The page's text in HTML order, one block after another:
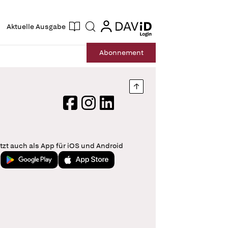
Aktuelle Ausgabe Suche login
login
Abonnement
Nach oben springen
FacebookInstagram
LinkedIn
auch als App für iOS und Android
Jetzt bei Google PlayLaden im App Store